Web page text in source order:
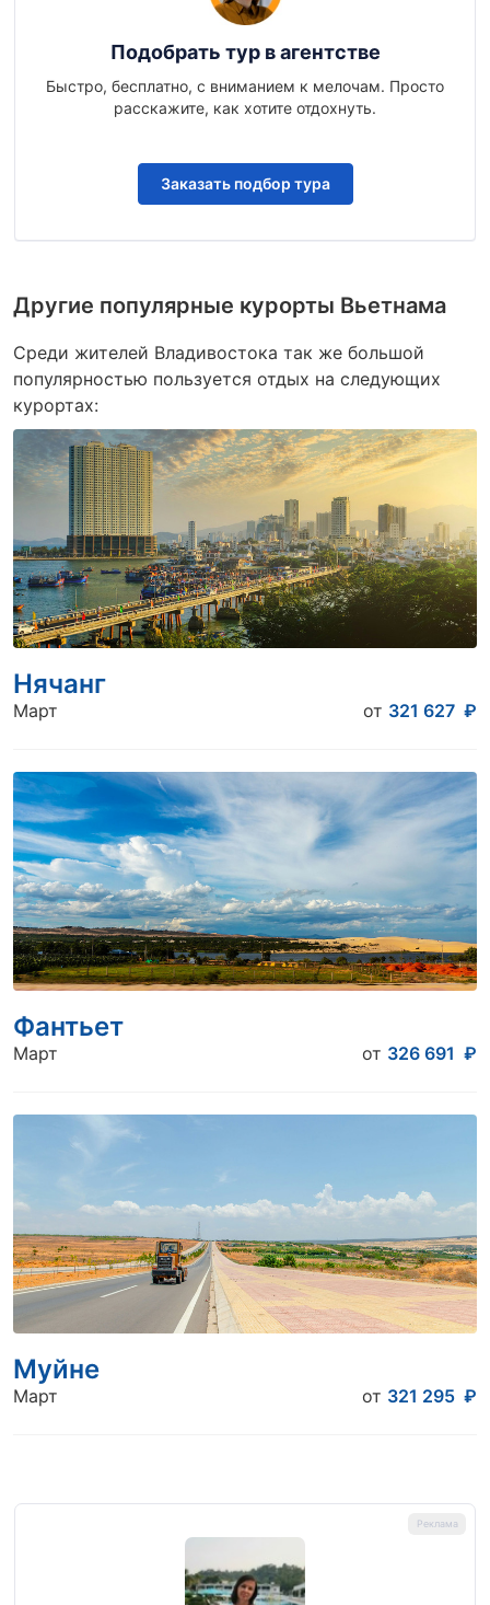
Подобрать тур в агентстве
Быстро, бесплатно, с вниманием к мелочам. Просто
расскажите, как хотите отдохнуть.
Заказать подбор тура
Другие популярные курорты Вьетнама
Среди жителей Владивостока так же большой
популярностью пользуется отдых на следующих
курортах:
Нячанг
Март от 321 627 ₽
Фантьет
Март от 326 691 ₽
Муйне
Март от 321 295 ₽